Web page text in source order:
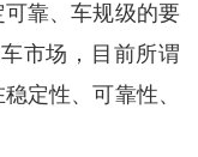
靠、车规级的要
市场，目前所谓
定性、可靠性、